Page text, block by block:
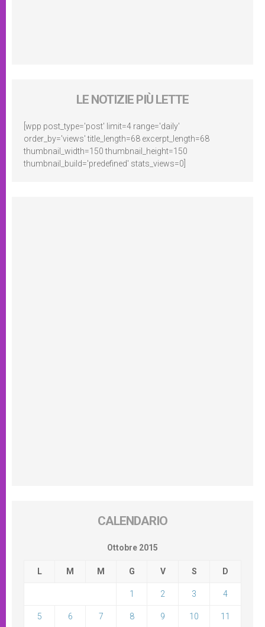
LE NOTIZIE PIÙ LETTE
[wpp post_type='post' limit=4 range='daily'
order_by='views' title_length=68 excerpt_length=68
thumbnail_width=150 thumbnail_height=150
thumbnail_build='predefined' stats_views=0]
CALENDARIO
Ottobre 2015
L M M G V S D
1 2 3 4
5 6 7 8 9 10 11